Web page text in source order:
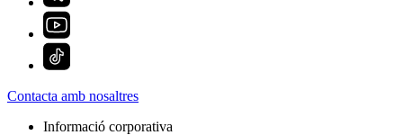
Contacta amb nosaltres
Informació corporativa